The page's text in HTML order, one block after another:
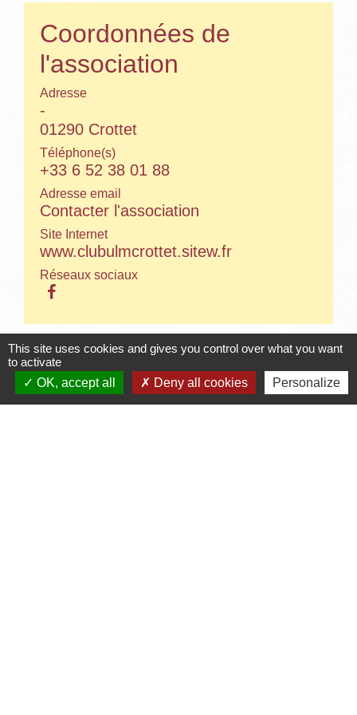
Coordonnées de
l'association
Adresse
-
01290 Crottet
Téléphone(s)
+33 6 52 38 01 88
Adresse email
Contacter l'association
Site Internet
www.clubulmcrottet.sitew.fr
Réseaux sociaux
Contacts
This site uses cookies and gives you control over what you want
to activate
OK, accept all
Deny all cookies Personalize